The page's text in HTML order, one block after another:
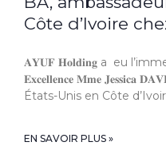
Côte d’Ivoire
𝐀𝐘𝐔𝐅 𝐇𝐨𝐥𝐝𝐢𝐧𝐠 a eu
𝐄𝐱𝐜𝐞𝐥𝐥𝐞𝐧𝐜𝐞 𝐌𝐦𝐞 𝐉𝐞𝐬𝐬𝐢𝐜𝐚
États-Unis en Côte
EN SAVOIR PLUS »